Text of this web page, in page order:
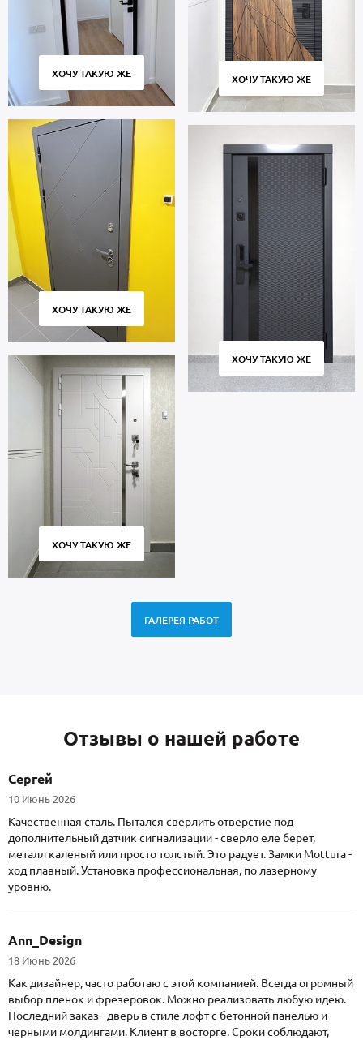
ХОЧУ ТАКУЮ ЖЕ
ХОЧУ ТАКУЮ ЖЕ
ХОЧУ ТАКУЮ ЖЕ
ХОЧУ ТАКУЮ ЖЕ
ХОЧУ ТАКУЮ ЖЕ
ГАЛЕРЕЯ РАБОТ
Отзывы о нашей работе
Сергей
10 Июнь 2026
Качественная сталь. Пытался сверлить отверстие под
дополнительный датчик сигнализации - сверло еле берет,
металл каленый или просто толстый. Это радует. Замки Mottura -
ход плавный. Установка профессиональная, по лазерному
уровню.
Ann_Design
18 Июнь 2026
Как дизайнер, часто работаю с этой компанией. Всегда огромный
выбор пленок и фрезеровок. Можно реализовать любую идею.
Последний заказ - дверь в стиле лофт с бетонной панелью и
черными молдингами. Клиент в восторге. Сроки соблюдают,